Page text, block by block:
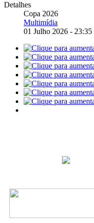
Detalhes
Copa 2026
Multimídia
01 Julho 2026 - 23:35